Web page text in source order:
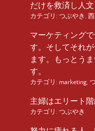
だけを救済し人
カテゴリ: つぶやき
マーケティング
す。そしてそれ
ます。もっとう
す。
カテゴリ: marketing
主婦はエリート
カテゴリ: つぶやき